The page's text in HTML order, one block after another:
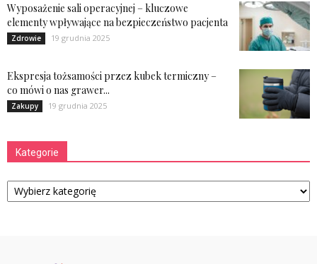
Wyposażenie sali operacyjnej – kluczowe
elementy wpływające na bezpieczeństwo pacjenta
Zdrowie 19 grudnia 2025
Ekspresja tożsamości przez kubek termiczny –
co mówi o nas grawer...
Zakupy 19 grudnia 2025
Kategorie
Kategorie